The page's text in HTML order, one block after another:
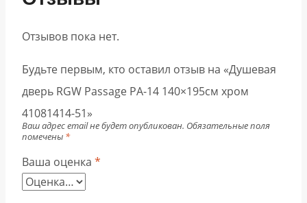
Отзывов пока нет.
Будьте первым, кто оставил отзыв на «Душевая
дверь RGW Passage PA-14 140×195см хром
41081414-51»
Ваш адрес email не будет опубликован. Обязательные поля
помечены *
Ваша оценка *